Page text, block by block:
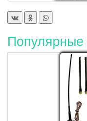
Популярные